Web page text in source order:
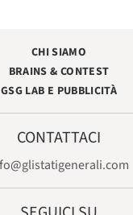
CHI SIAMO
BRAINS & CONTEST
GSG LAB E PUBBLICITÀ
CONTATTACI